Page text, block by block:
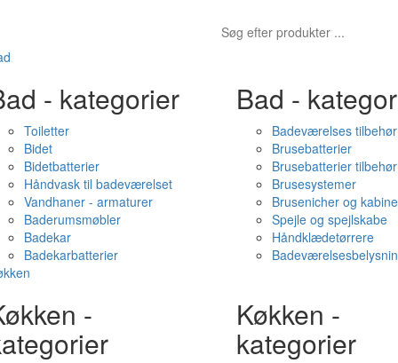
- kategorier
Toiletter
Bidet
Bidetbatterier
Håndvask til badeværelset
Vandhaner - armaturer
Baderumsmøbler
Badekar
Badekarbatterier
Bad -
Badeværelses tilbehør
Brusebatterier
Brusebatterier tilbehør
Brusesystemer
Brusenicher og
Spejle og spejlskabe
Håndklædetørrere
- Køkken -
kategorier